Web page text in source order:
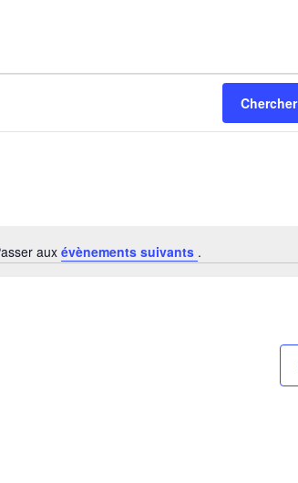
aux évènements suivants .
Chercher